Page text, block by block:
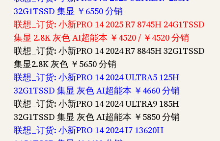
32G1TSSD 集显 ￥6550 分销
联想_订货: 小新PRO 14 2025 R7 8745H 24G1TSSD
集显 2.8K 灰色 AI超能本 ￥4520 / ￥4520 分销
联想_订货: 小新PRO 14 2024 R7 8845H 32G1TSSD
集显2.8K 灰色 ￥5650 分销
联想_订货: 小新PRO 14 2024 ULTRA5 125H
32G1TSSD 集显 灰色 AI超能本 ￥4660 分销
联想_订货: 小新PRO 14 2024 ULTRA9 185H
32G1TSSD 集显 灰色 AI超能本 ￥5850 分销
联想_订货: 小新PRO 14 2024 I7 13620H